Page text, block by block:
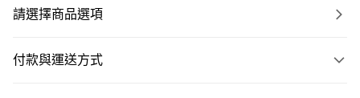
請選擇商品選項
付款與運送方式